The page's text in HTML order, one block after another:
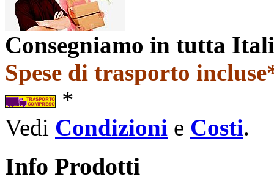
Consegniamo in tutta
Spese di trasporto
*
Vedi Condizioni e Costi.
Info Prodotti